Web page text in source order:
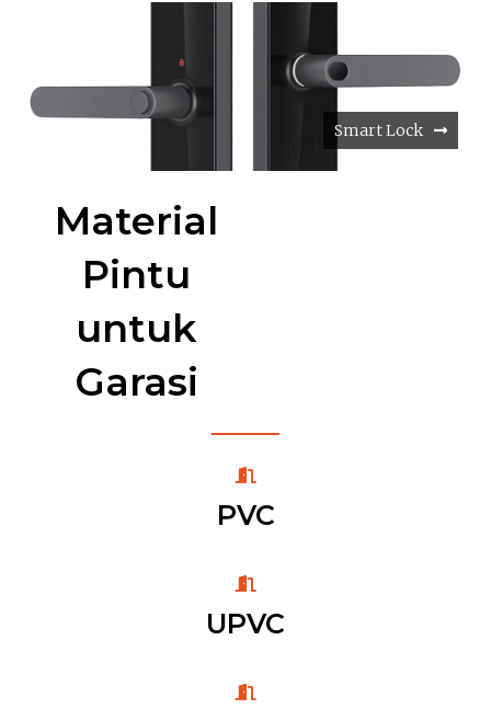
Smart Lock
Material
Pintu
untuk
Garasi
PVC
UPVC